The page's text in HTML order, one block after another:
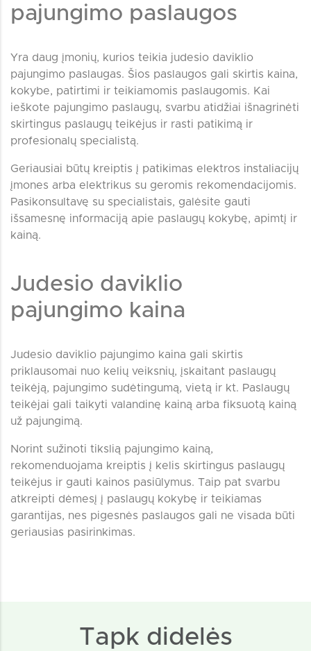
pajungimo paslaugos
Yra daug įmonių, kurios teikia judesio daviklio
pajungimo paslaugas. Šios paslaugos gali skirtis kaina,
kokybe, patirtimi ir teikiamomis paslaugomis. Kai
ieškote pajungimo paslaugų, svarbu atidžiai išnagrinėti
skirtingus paslaugų teikėjus ir rasti patikimą ir
profesionalų specialistą.
Geriausiai būtų kreiptis į patikimas elektros instaliacijų
įmones arba elektrikus su geromis rekomendacijomis.
Pasikonsultavę su specialistais, galėsite gauti
išsamesnę informaciją apie paslaugų kokybę, apimtį ir
kainą.
Judesio daviklio
pajungimo kaina
Judesio daviklio pajungimo kaina gali skirtis
priklausomai nuo kelių veiksnių, įskaitant paslaugų
teikėją, pajungimo sudėtingumą, vietą ir kt. Paslaugų
teikėjai gali taikyti valandinę kainą arba fiksuotą kainą
už pajungimą.
Norint sužinoti tikslią pajungimo kainą,
rekomenduojama kreiptis į kelis skirtingus paslaugų
teikėjus ir gauti kainos pasiūlymus. Taip pat svarbu
atkreipti dėmesį į paslaugų kokybę ir teikiamas
garantijas, nes pigesnės paslaugos gali ne visada būti
geriausias pasirinkimas.
Tapk didelės